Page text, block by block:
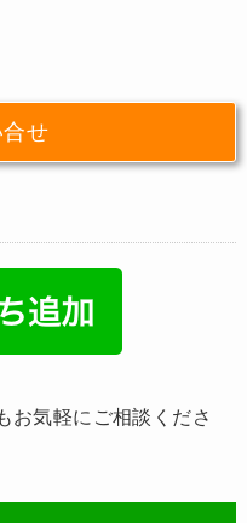
せ
お気軽にご相談くださ